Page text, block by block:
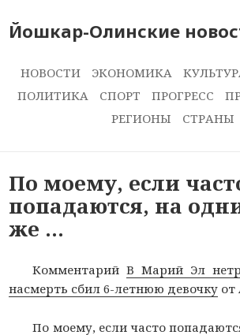
Йошкар-Олинские
НОВОСТИ ЭКОНОМИКА
ПОЛИТИКА
СПОРТ ПРОГРЕСС
РЕГИОНЫ
СТРАНЫ
По моему, если
попадаются, на
же …
КомментарийВ Марий Эл
насмерть сбил 6-летнюю девочку от
По моему, если часто